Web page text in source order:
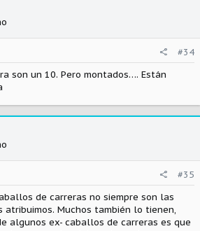
#34
son un 10. Pero montados…. Están
#35
de carreras no siempre son las
atribuimos. Muchos también lo tienen,
algunos ex- caballos de carreras es que